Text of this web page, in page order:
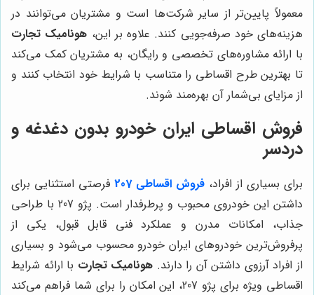
معمولاً پایین‌تر از سایر شرکت‌ها است و مشتریان می‌توانند در
هزینه‌های خود صرفه‌جویی کنند. علاوه بر این، هونامیک تجارت
با ارائه مشاوره‌های تخصصی و رایگان، به مشتریان کمک می‌کند
تا بهترین طرح اقساطی را متناسب با شرایط خود انتخاب کنند و
از مزایای بی‌شمار آن بهره‌مند شوند.
فروش اقساطی ایران خودرو بدون دغدغه و
دردسر
برای بسیاری از افراد، فروش اقساطی 207
فرصتی استثنایی برای
داشتن این خودروی محبوب و پرطرفدار است. پژو 207 با طراحی
جذاب، امکانات مدرن و عملکرد فنی قابل قبول، یکی از
پرفروش‌ترین خودروهای ایران خودرو محسوب می‌شود و بسیاری
از افراد آرزوی داشتن آن را دارند. هونامیک تجارت با ارائه شرایط
اقساطی ویژه برای پژو 207، این امکان را برای شما فراهم می‌کند